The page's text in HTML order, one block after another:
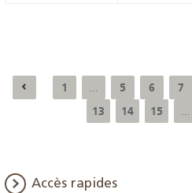
1 5 6 7
13
14 15
Accès rapides